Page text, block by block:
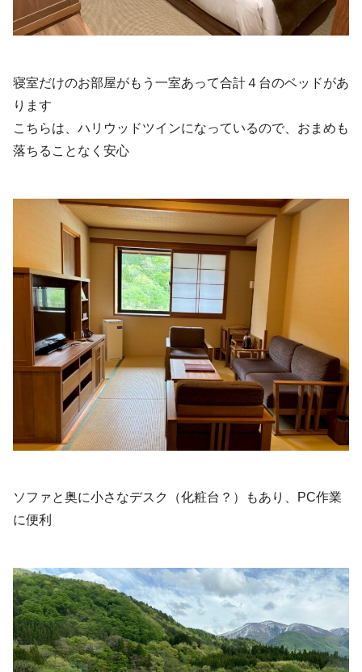
寝室だけのお部屋がもう一室あって合計４台のベッドがあ
ります
こちらは、ハリウッドツインになっているので、おまめも
落ちることなく安心
ソファと奥に小さなデスク（化粧台？）もあり、PC作業
に便利